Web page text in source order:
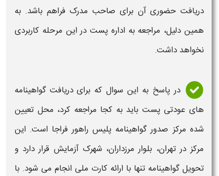
دریافت حضوری آن برای صاحب مدرک فراهم باشد. به
همین دلیل، مراجعه به اداره پست در این مرحله کاربردی
نخواهد داشت.
در پاسخ به این سوال که برای دریافت گواهینامه
های عودتی پست باید به کجا مراجعه کرد، محل تعیین
شده مرکز صدور گواهینامه پلیس راهور فراجا است. این
مرکز در تهران، بلوار مرزداران، شهرک آزمایش قرار دارد و
تحویل گواهینامه تنها با ارائه کارت ملی انجام می شود. با